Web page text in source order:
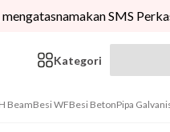
SMS
Kategori
BeamBesi WFBesi BetonPipa